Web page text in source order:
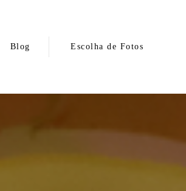
Blog Escolha de Fotos